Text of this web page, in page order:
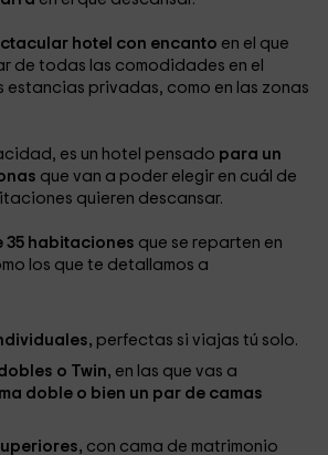
hotel con encanto en el que
de todas las comodidades en el
estancias privadas, como en las zonas
es un hotel pensado para un
que van a poder elegir en cuál de
quieren descansar.
35 habitaciones que se reparten en
los que te detallamos a
perfectas si viajas tú solo.
o Twin, en las que vas a
doble o bien un par de camas
con cama de matrimonio